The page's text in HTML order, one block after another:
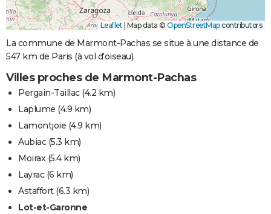
Leaflet Map data © OpenStreetMapcontributors
La commune de Marmont-Pachas se situe à une distance de
547 km de Paris (à vol d'oiseau).
Villes proches de Marmont-Pachas
Pergain-Taillac(4.2 km)
Laplume (4.9 km)
Lamontjoie (4.9 km)
Aubiac(5.3 km)
Moirax(5.4 km)
Layrac(6 km)
Astaffort(6.3 km)
Lot-et-Garonne